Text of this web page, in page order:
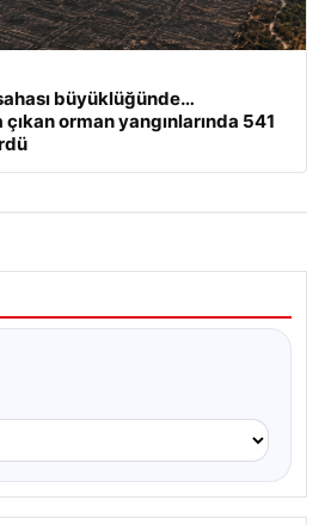
büyüklüğünde…
orman yangınlarında 541